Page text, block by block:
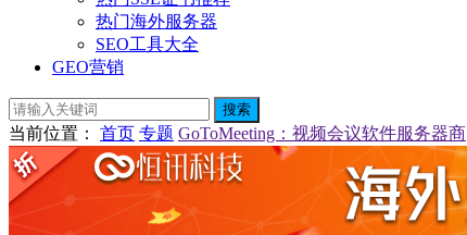
热门海外服务器
SEO工具大全
GEO营销
搜索
当前位置 ： 首页 专题 GoToMeeting：视频会议软件服务器商